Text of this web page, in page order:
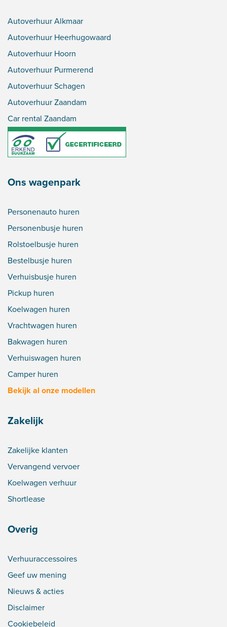
Autoverhuur Alkmaar
Autoverhuur Heerhugowaard
Autoverhuur Hoorn
Autoverhuur Purmerend
Autoverhuur Schagen
Autoverhuur Zaandam
Car rental Zaandam
Ons wagenpark
Personenauto huren
Personenbusje huren
Rolstoelbusje huren
Bestelbusje huren
Verhuisbusje huren
Pickup huren
Koelwagen huren
Vrachtwagen huren
Bakwagen huren
Verhuiswagen huren
Camper huren
Bekijk al onze modellen
Zakelijk
Zakelijke klanten
Vervangend vervoer
Koelwagen verhuur
Shortlease
Overig
Verhuuraccessoires
Geef uw mening
Nieuws & acties
Disclaimer
Cookiebeleid